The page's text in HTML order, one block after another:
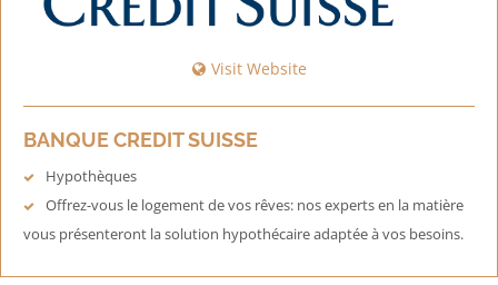
Visit Website
BANQUE CREDIT SUISSE
Hypothèques
Offrez-vous le logement de vos rêves: nos experts en la matière
vous présenteront la solution hypothécaire adaptée à vos besoins.